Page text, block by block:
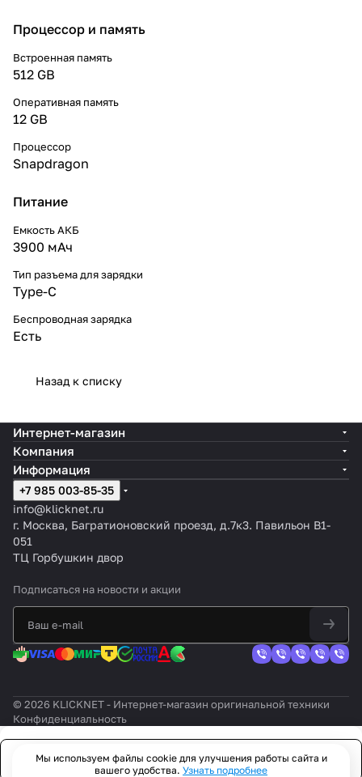
Процессор и память
Встроенная память
512 GB
Оперативная память
12 GB
Процессор
Snapdragon
Питание
Емкость АКБ
3900 мАч
Тип разъема для зарядки
Type-C
Беспроводная зарядка
Есть
Назад к списку
Заказать
Интернет-магазин
Компания
Информация
+7 985 003-85-35
info@klicknet.ru
г. Москва, Багратионовский проезд, д.7к3. Павильон B1-
051
ТЦ Горбушкин двор
Подписаться на новости и акции
© 2026 KLICKNET - Интернет-магазин оригинальной техники
Конфиденциальность
Мы используем файлы cookie для улучшения работы сайта и
вашего удобства. Узнать подробнее